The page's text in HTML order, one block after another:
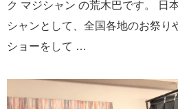
ク マジシャン の荒木巴です。 日
シャンとして、全国各地のお祭り
ショーをして …